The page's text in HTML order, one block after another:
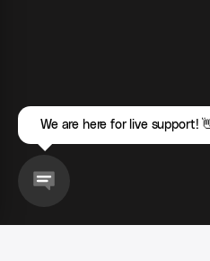
We are here for live support!